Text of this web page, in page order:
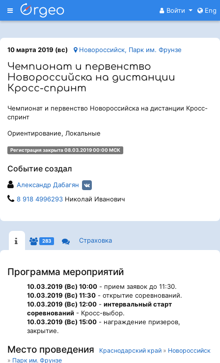
Меню Войти Eng
10 марта 2019 (вс) Новороссийск, Парк им. Фрунзе
Чемпионат и первенство
Новороссийска на дистанции
Кросс-спринт
Чемпионат и первенство Новороссийска на дистанции Кросс-
спринт
Ориентирование, Локальные
Регистрация закрыта 08.03.2019 00:00 МСК
Событие создал
Александр Дабагян
8 918 4996293 Николай Иванович
283 Страховка
Программа мероприятий
10.03.2019 (Вс) 10:00 - прием заявок до 11:30.
10.03.2019 (Вс) 11:30 - открытие соревнований.
10.03.2019 (Вс) 12:00 - интервальный старт
соревнований - Кросс-выбор.
10.03.2019 (Вс) 15:00 - награждение призеров,
закрытие.
Место проведения Краснодарский край » Новороссийск
» Парк им. Фрунзе